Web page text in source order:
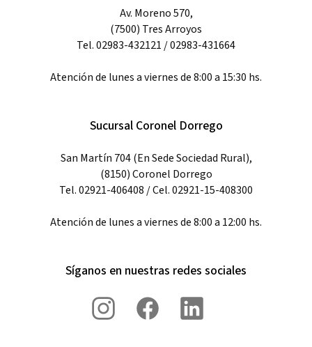
Av. Moreno 570,
(7500) Tres Arroyos
Tel. 02983-432121 / 02983-431664
Atención de lunes a viernes de 8:00 a 15:30 hs.
Sucursal Coronel Dorrego
San Martín 704 (En Sede Sociedad Rural),
(8150) Coronel Dorrego
Tel. 02921-406408 / Cel. 02921-15-408300
Atención de lunes a viernes de 8:00 a 12:00 hs.
Síganos en nuestras redes sociales